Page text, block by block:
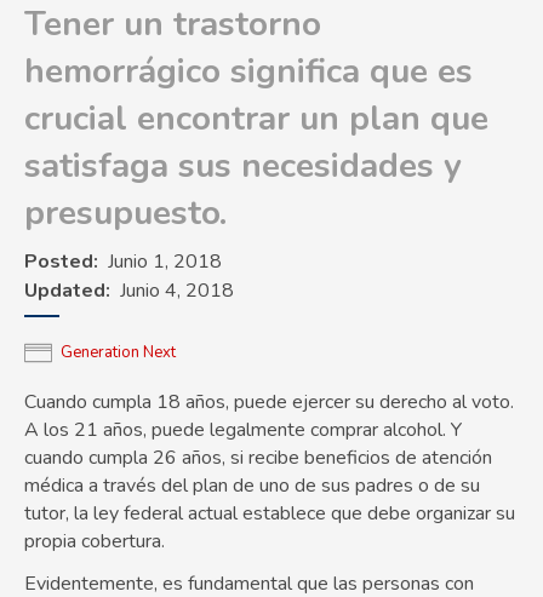
Tener un trastorno
hemorrágico significa que es
crucial encontrar un plan que
satisfaga sus necesidades y
presupuesto.
Posted Junio 1, 2018
Updated Junio 4, 2018
Generation Next
Cuando cumpla 18 años, puede ejercer su derecho al voto.
A los 21 años, puede legalmente comprar alcohol. Y
cuando cumpla 26 años, si recibe beneficios de atención
médica a través del plan de uno de sus padres o de su
tutor, la ley federal actual establece que debe organizar su
propia cobertura.
Evidentemente, es fundamental que las personas con